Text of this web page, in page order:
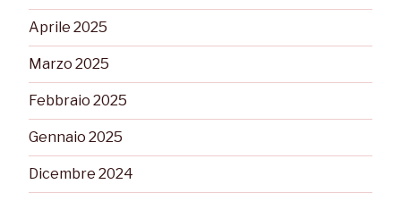
Aprile 2025
Marzo 2025
Febbraio 2025
Gennaio 2025
Dicembre 2024